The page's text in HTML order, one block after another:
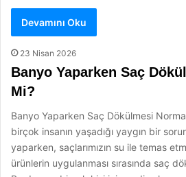
Devamını Oku
23 Nisan 2026
Banyo Yaparken Saç
Mi?
Banyo Yaparken Saç Dökülmesi
birçok insanın yaşadığı yaygın bir
yaparken, saçlarımızın su ile temas
ürünlerin uygulanması sırasında saç